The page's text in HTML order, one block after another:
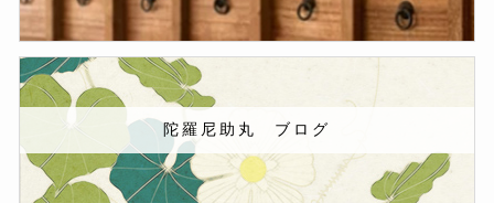
陀羅尼助丸 ブログ